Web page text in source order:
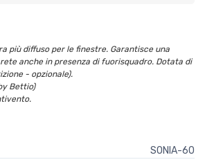
più diffuso per le finestre. Garantisce una
anche in presenza di fuorisquadro. Dotata di
- opzionale).
Bettio)
SONIA-60